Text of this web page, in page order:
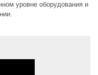
уровне оборудования и